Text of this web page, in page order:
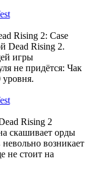
Rising 2: Case
Dead Rising 2.
игры
не придётся: Чак
уровня.
Rising 2
скашивает орды
возникает
не стоит на